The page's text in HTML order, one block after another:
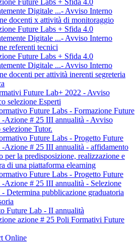
Future Labs + Sfida 4.0
Digitale ...- Avviso Interno
docenti x attività di monitoraggio
Future Labs + Sfida 4.0
Digitale ...- Avviso Interno
referenti tecnici
Future Labs + Sfida 4.0
Digitale ...- Avviso Interno
docenti per attività inerenti segreteria
Future Lab+ 2022 - Avviso
selezione Esperti
Future Labs - Formazione Future
-Azione # 25 III annualità - Avviso
Tutor.
Future Labs - Progetto Future
-Azione # 25 III annualità - affidamento
per la predisposizione, realizzazione e
di una piattaforma elearning
Future Labs - Progetto Future
-Azione # 25 III annualità - Selezione
- Determina pubblicazione graduatoria
Future Lab - II annualità
azione # 25 Poli Formativi Future
Online